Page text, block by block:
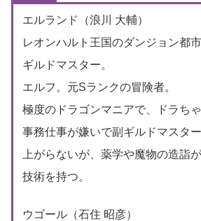
エルランド（浪川 大輔）
レオンハルト王国のダンジョン都
ギルドマスター。
エルフ。元Sランクの冒険者。
極度のドラゴンマニアで、ドラちゃ
事務仕事が嫌いで副ギルドマスタ
上がらないが、薬学や魔物の造詣
技術を持つ。
ウゴール（石住 昭彦）